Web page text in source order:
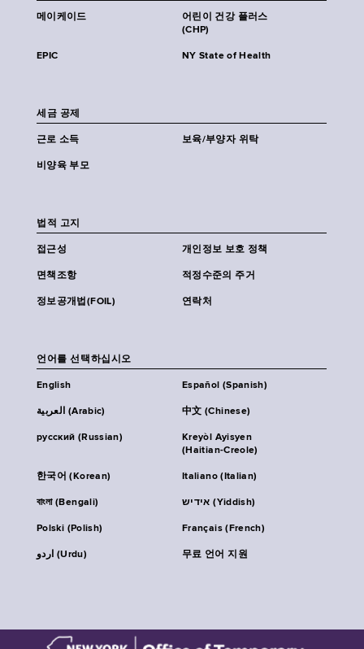
메이케이드
어린이 건강 플러스
(CHP)
EPIC NY State of Health
세금 공제
근로 소득 보육/부양자 위탁
비양육 부모
법적 고지
접근성 개인정보 보호 정책
면책조항 적정수준의 주거
정보공개법(FOIL) 연락처
언어를 선택하십시오
English Español (Spanish)
العربية (Arabic) 中文 (Chinese)
русский (Russian)
Kreyòl Ayisyen
(Haitian-Creole)
한국어 (Korean) Italiano (Italian)
বাংলা (Bengali) אידיש (Yiddish)
Polski (Polish) Français (French)
اردو (Urdu) 무료 언어 지원